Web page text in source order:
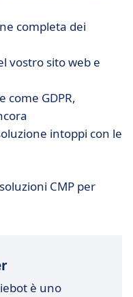
completa dei
vostro sito web e
come GDPR,
intoppi con le
CMP per
è uno